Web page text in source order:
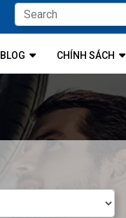
BLOG CHÍNH SÁCH